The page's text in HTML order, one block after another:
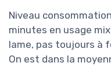
Niveau
minutes en usage
lame, pas toujours à
On est dans la